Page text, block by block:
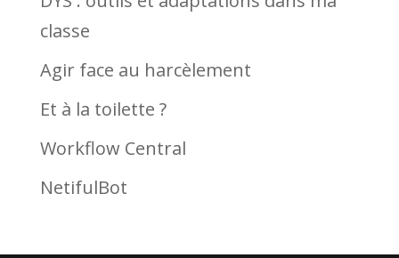
classe
Agir face au harcèlement
Et à la toilette ?
Workflow Central
NetifulBot